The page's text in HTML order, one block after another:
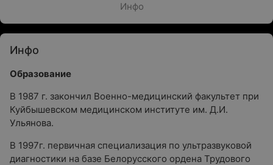
Инфо
Инфо
Образование
В 1987 г. закончил Военно-медицинский факультет при
Куйбышевском медицинском институте им. Д.И.
Ульянова.
В 1997г. первичная специализация по ультразвуковой
диагностики на базе Белорусского ордена Трудового